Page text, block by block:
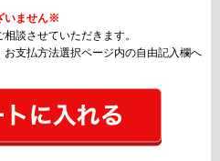
いません※
談させていただきます。
支払方法選択ページ内の自由記入欄へ